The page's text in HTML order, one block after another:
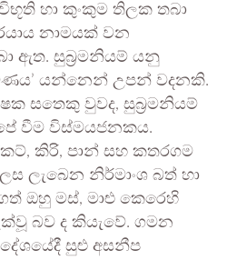
හා කුංකුම තිලක තබා
නාමයක් වන
ඇත. සුබ්‍රමනියම් යනු
යන්නෙන් උපන් වදනකි.
සතෙකු වුවද, සුබ්‍රමනියම්
වීම විස්මයජනකය.
කිරි, පාන් සහ කතරගම
ලැබෙන නිර්මාංශ බත් හා
ඔහු මස්, මාළු කෙරෙහි
බව ද කියැවේ. ගමන
සුළු අසනීප